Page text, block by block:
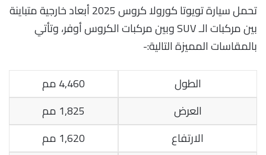
تحمل سيارة تويوتا كورولا كروس 2025 أبعاد خارجية متباينة
بين مركبات الـ SUV وبين مركبات الكروس أوفر، وتأتي
بالمقاسات المميزة التالية:-
الطول
4,460 مم
العرض
1,825 مم
الارتفاع
1,620 مم